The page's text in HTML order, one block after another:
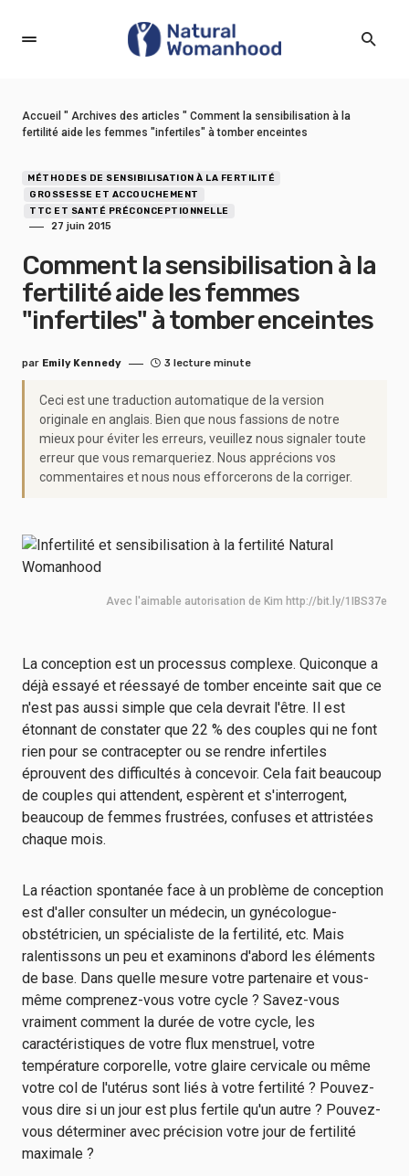
Accueil " Archives des articles " Comment la sensibilisation à la
fertilité aide les femmes "infertiles" à tomber enceintes
MÉTHODES DE SENSIBILISATION À LA FERTILITÉ
GROSSESSE ET ACCOUCHEMENT
TTC ET SANTÉ PRÉCONCEPTIONNELLE
27 juin 2015
Comment la sensibilisation à la
fertilité aide les femmes
"infertiles" à tomber enceintes
par Emily Kennedy 3 lecture minute
Ceci est une traduction automatique de la version
originale en anglais. Bien que nous fassions de notre
mieux pour éviter les erreurs, veuillez nous signaler toute
erreur que vous remarqueriez. Nous apprécions vos
commentaires et nous nous efforcerons de la corriger.
Avec l'aimable autorisation de Kim http://bit.ly/1IBS37e
La conception est un processus complexe. Quiconque a
déjà essayé et réessayé de tomber enceinte sait que ce
n'est pas aussi simple que cela devrait l'être. Il est
étonnant de constater que 22 % des couples qui ne font
rien pour se contracepter ou se rendre infertiles
éprouvent des difficultés à concevoir. Cela fait beaucoup
de couples qui attendent, espèrent et s'interrogent,
beaucoup de femmes frustrées, confuses et attristées
chaque mois.
La réaction spontanée face à un problème de conception
est d'aller consulter un médecin, un gynécologue-
obstétricien, un spécialiste de la fertilité, etc. Mais
ralentissons un peu et examinons d'abord les éléments
de base. Dans quelle mesure votre partenaire et vous-
même comprenez-vous votre cycle ? Savez-vous
vraiment comment la durée de votre cycle, les
caractéristiques de votre flux menstruel, votre
température corporelle, votre glaire cervicale ou même
votre col de l'utérus sont liés à votre fertilité ? Pouvez-
vous dire si un jour est plus fertile qu'un autre ? Pouvez-
vous déterminer avec précision votre jour de fertilité
maximale ?